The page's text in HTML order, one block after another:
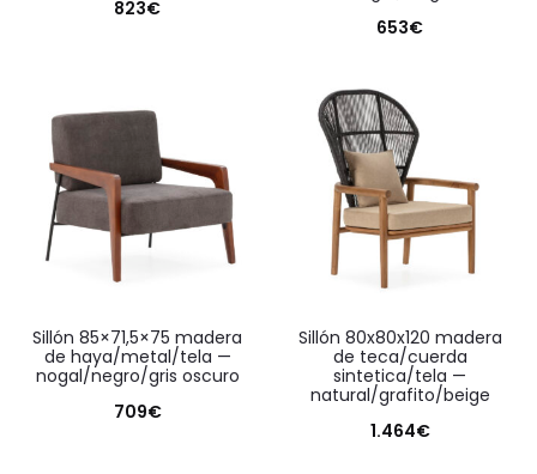
823€
653€
sillón 85×71,5×75 madera
de haya/metal/tela —
nogal/negro/gris oscuro
709€
sillón 80x80x120 madera
de teca/cuerda
sintetica/tela —
natural/grafito/beige
1.464€